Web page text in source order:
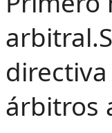
árbitros